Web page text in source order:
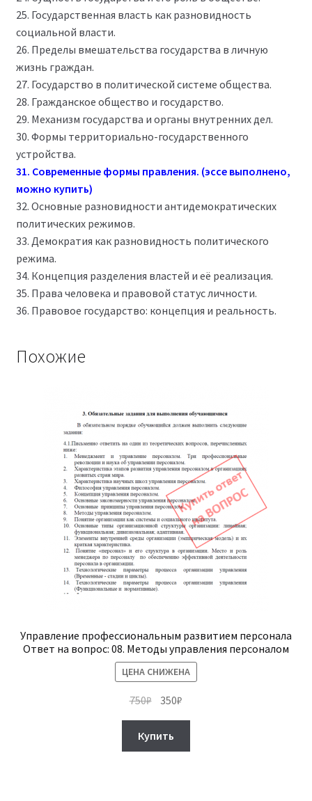
25. Государственная власть как разновидность
социальной власти.
26. Пределы вмешательства государства в личную
жизнь граждан.
27. Государство в политической системе общества.
28. Гражданское общество и государство.
29. Механизм государства и органы внутренних дел.
30. Формы территориально-государственного
устройства.
31. Современные формы правления. (эссе выполнено,
можно купить)
32. Основные разновидности антидемократических
политических режимов.
33. Демократия как разновидность политического
режима.
34. Концепция разделения властей и её реализация.
35. Права человека и правовой статус личности.
36. Правовое государство: концепция и реальность.
Похожие
Управление профессиональным развитием персонала
Ответ на вопрос: 08. Методы управления персоналом
ЦЕНА СНИЖЕНА
750₽ Первоначальная
цена
составляла
750₽.
350₽
цена:
Купить